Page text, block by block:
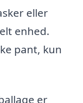
eller
enhed.
pant, kun
er